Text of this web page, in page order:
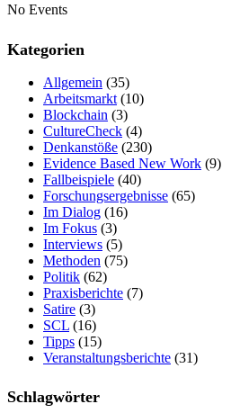
No Events
Kategorien
Allgemein (35)
Arbeitsmarkt (10)
Blockchain (3)
CultureCheck (4)
Denkanstöße (230)
Evidence Based New Work (9)
Fallbeispiele (40)
Forschungsergebnisse (65)
Im Dialog (16)
Im Fokus (3)
Interviews (5)
Methoden (75)
Politik (62)
Praxisberichte (7)
Satire (3)
SCL (16)
Tipps (15)
Veranstaltungsberichte (31)
Schlagwörter